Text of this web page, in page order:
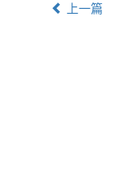
上一篇